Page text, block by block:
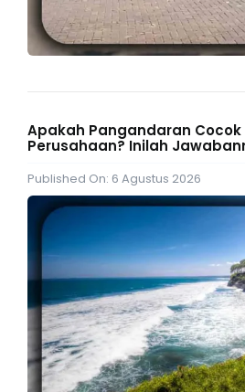
Apakah Pangandaran
Perusahaan? Inilah
Published On: 6 Agustus 2026